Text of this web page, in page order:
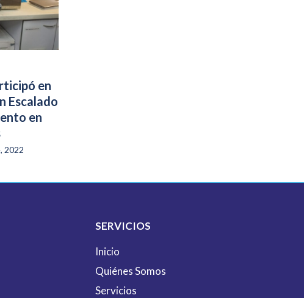
en
Escalado
en
2022
SERVICIOS
Inicio
Quiénes Somos
Servicios